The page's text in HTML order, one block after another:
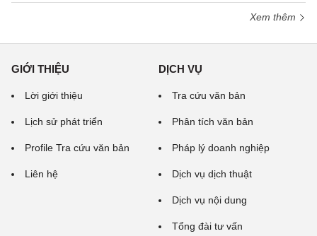
Xem thêm
GIỚI THIỆU
Lời giới thiệu
Lịch sử phát triển
Profile Tra cứu văn bản
Liên hệ
DỊCH VỤ
Tra cứu văn bản
Phân tích văn bản
Pháp lý doanh nghiệp
Dịch vụ dịch thuật
Dịch vụ nội dung
Tổng đài tư vấn